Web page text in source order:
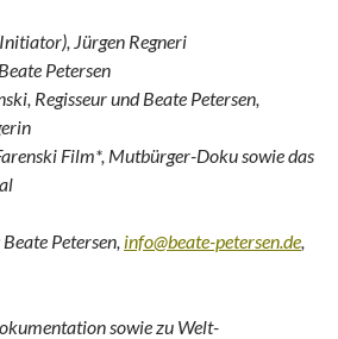
Jürgen Regneri
Petersen
Regisseur und Beate Petersen,
Film*, Mutbürger-Doku sowie das
Petersen, info@beate-petersen.de
sowie zu Welt-